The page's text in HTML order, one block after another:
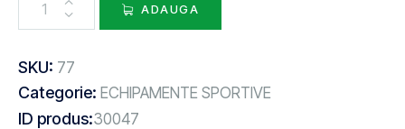
ADAUGA
SKU: 77
Categorie: ECHIPAMENTE SPORTIVE
ID produs:30047